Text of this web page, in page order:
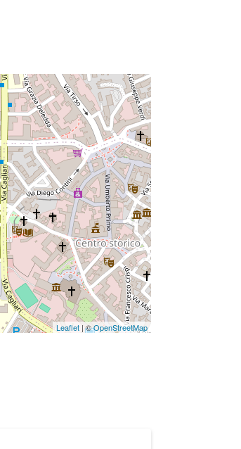
Leaflet | ©OpenStreetMap